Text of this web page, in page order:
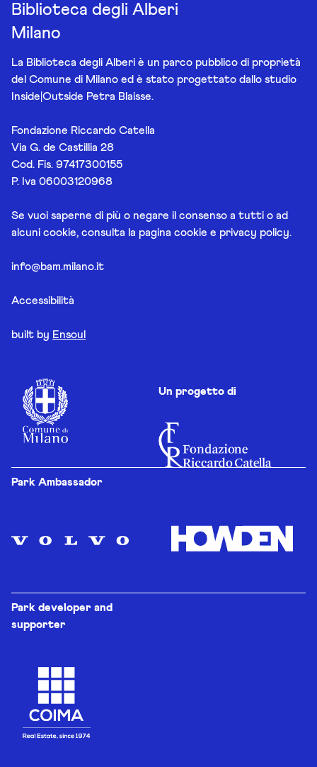
Biblioteca degli Alberi
Milano
La Biblioteca degli Alberi è un parco pubblico di proprietà
del Comune di Milano ed è stato progettato dallo studio
Inside|Outside Petra Blaisse.
Fondazione Riccardo Catella
Via G. de Castillia 28
Cod. Fis. 97417300155
P. Iva 06003120968
Se vuoi saperne di più o negare il consenso a tutti o ad
alcuni cookie, consulta la pagina cookie e privacy policy.
info@bam.milano.it
Accessibilità
built by Ensoul
Un progetto di
Park Ambassador
Park developer and
supporter